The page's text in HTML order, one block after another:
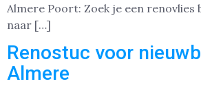
Almere Poort: Zoek je een renovlies
naar […]
Renostuc voor
Almere